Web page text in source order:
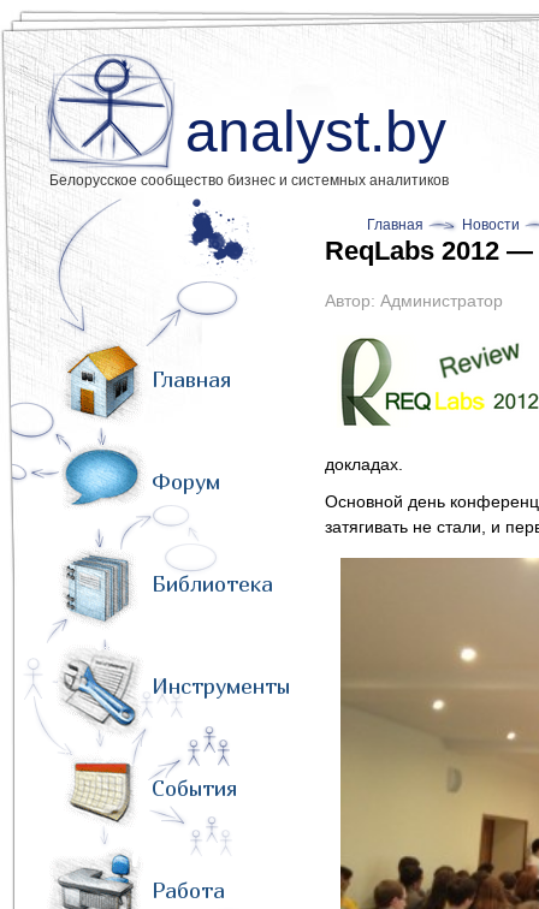
analyst.by
Белорусское сообщество бизнес и системных аналитиков
Главная
Форум
Библиотека
Инструменты
События
Работа
Главная Новости
ReqLabs 2012 —
Автор: Администратор
докладах.
Основной день
затягивать не стали, и